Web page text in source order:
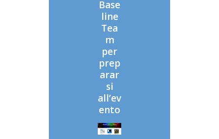
Base
line
Tea
m
per
prep
arar
si
all’ev
ento